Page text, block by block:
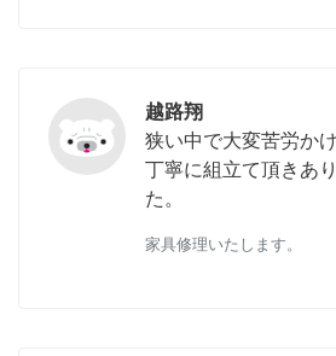
越路翔
狭い中で大変苦労か
丁寧に組立て頂きあ
た。
家具修理いたします。